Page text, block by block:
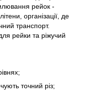
рейок -
організації, де
транспорт.
рейки та ріжучий
точний різ;